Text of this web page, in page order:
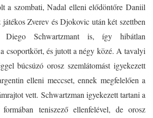
a szombati, Nadal elleni elődöntőre Daniil
Zverev és Djokovic után két szettben
Diego Schwartzmant is, így hibátlan
csoportkört, és jutott a négy közé. A tavalyi
búcsúzó orosz szemlátomást igyekezett
elleni meccset, ennek megfelelően a
vett. Schwartzman igyekezett tartani a
teniszező ellenfelével, de orosz